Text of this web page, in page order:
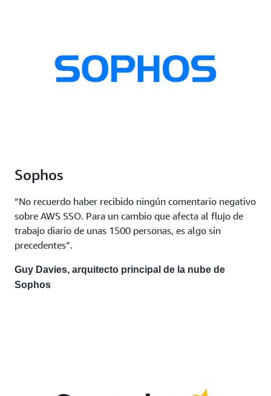
Sophos
“No recuerdo haber recibido ningún comentario negativo
sobre AWS SSO. Para un cambio que afecta al flujo de
trabajo diario de unas 1500 personas, es algo sin
precedentes”.
Guy Davies, arquitecto principal de la nube de
Sophos